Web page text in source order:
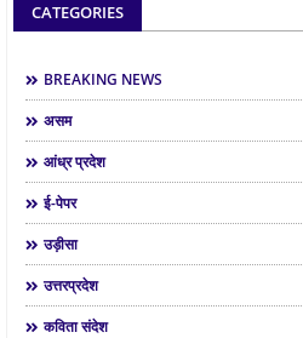
CATEGORIES
BREAKING NEWS
असम
आंध्र प्रदेश
ई-पेपर
उड़ीसा
उत्तरप्रदेश
कविता संदेश